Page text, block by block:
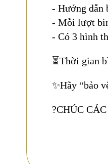
- Hướng
- Mỗi lượt
- Có 3 hình
⏳Thời gian
✨Hãy “bảo
?CHÚC